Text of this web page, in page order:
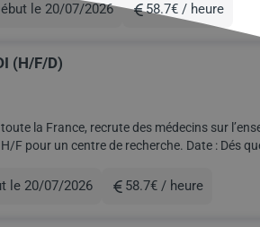
le 20/07/2026
Rémunération
58.7€ / heure
(H/F/D)
la France, recrute des médecins sur
Date : Dés que possible pour CDD long ou CDI
le 20/07/2026
Rémunération
58.7€ / heure